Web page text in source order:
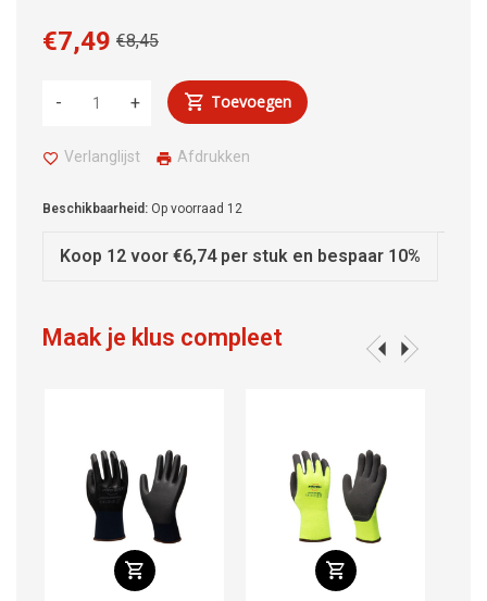
€8,45
€7,49
+
- Toevoegen
Verlanglijst Afdrukken
Beschikbaarheid: Op voorraad 12
Koop 12 voor €6,74 per stuk en bespaar 10%
Maak je klus compleet